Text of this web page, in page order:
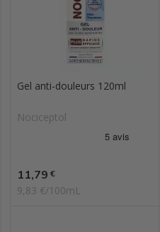
Gel anti-douleurs 120ml
Nociceptol
Prix
11,79 €
9,83 €/100mL